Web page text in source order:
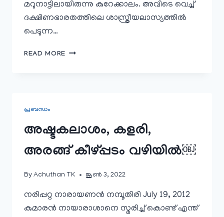
മറുനാട്ടിലായിരുന്നു കുറേക്കാലം. അവിടെ വെച്ച്‌
ദക്ഷിണഭാരതത്തിലെ ശാസ്ത്രീയലാസ്യത്തിൽ
പെടുന്ന…
READ MORE കീഴ്പ്പടം
പ്രബന്ധം
അഷ്ടകലാശം, കളരി,
അരങ്ങ് കീഴ്പ്പടം വഴിയില്‍￼
By Achuthan TK ജൂൺ 3, 2022
നരിപ്പറ്റ നാരായണന്‍ നമ്പൂതിരി July 19, 2012
കുമാരൻ നായാരാശാനെ സ്മരിച്ച് കൊണ്ട് എന്ത്